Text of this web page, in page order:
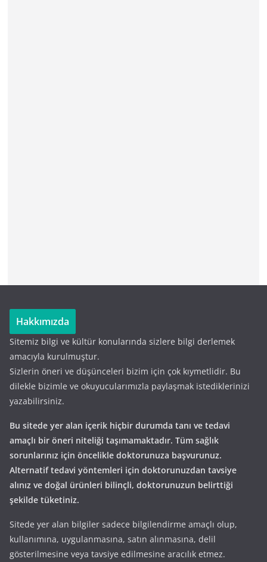
Hakkımızda
Sitemiz bilgi ve kültür konularında sizlere bilgi derlemek
amacıyla kurulmuştur.
Sizlerin öneri ve düşünceleri bizim için çok kıymetlidir. Bu
dilekle bizimle ve okuyucularımızla paylaşmak istediklerinizi
yazabilirsiniz.
Bu sitede yer alan içerik hiçbir durumda tanı ve tedavi
amaçlı bir öneri niteliği taşımamaktadır. Tüm sağlık
sorunlarınız için öncelikle doktorunuza başvurunuz.
Alternatif tedavi yöntemleri için doktorunuzdan tavsiye
alınız ve doğal ürünleri bilinçli, doktorunuzun belirttiği
şekilde tüketiniz.
Sitede yer alan bilgiler sadece bilgilendirme amaçlı olup,
kullanımına, uygulanmasına, satın alınmasına, delil
gösterilmesine veya tavsiye edilmesine aracılık etmez.